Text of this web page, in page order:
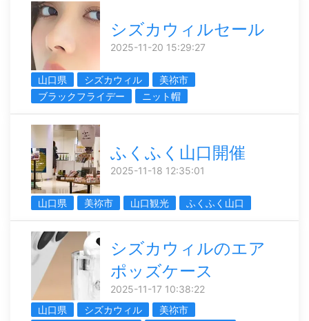
シズカウィルセール
2025-11-20 15:29:27
山口県 シズカウィル
美祢市
ブラックフライデー
ニット帽
ふくふく山口開催
2025-11-18 12:35:01
山口県 美祢市 山口観光 ふくふく山口
シズカウィルのエア
ポッズケース
2025-11-17 10:38:22
山口県
シズカウィル
美祢市